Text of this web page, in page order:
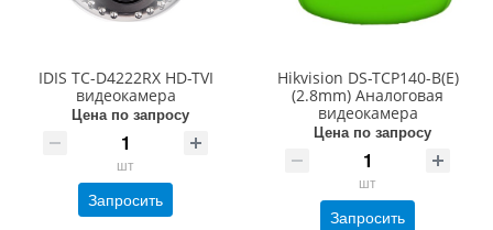
IDIS TC-D4222RX HD-TVI
видеокамера
Цена по запросу
шт
Запросить
Hikvision DS-TCP140-B(E)
(2.8mm) Аналоговая
видеокамера
Цена по запросу
шт
Запросить